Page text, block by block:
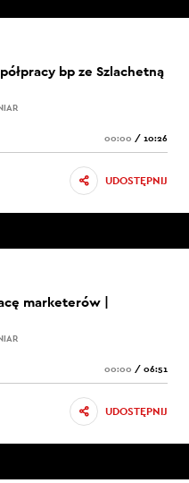
bp ze Szlachetną
00:00 / 10:26
UDOSTĘPNIJ
marketerów |
00:00 / 06:51
UDOSTĘPNIJ